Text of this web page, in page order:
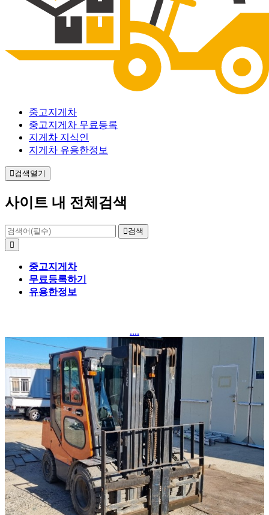
중고지게차
중고지게차 무료등록
지게차 지식인
지게차 유용한정보
검색열기
사이트 내 전체검색
검색
중고지게차
무료등록하기
유용한정보
....